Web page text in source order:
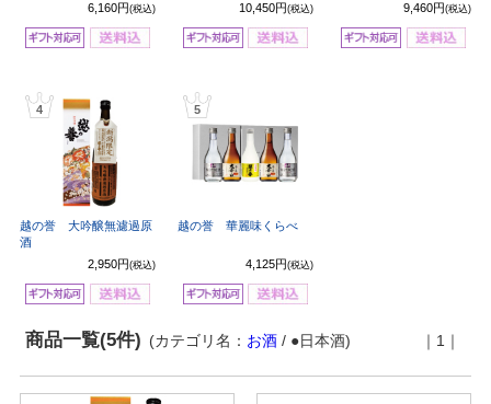
6,160円 (税込)
10,450円 (税込)
9,460円(税込)
4
越の誉 大吟醸無濾過原
酒
2,950円 (税込)
5
越の誉 華麗味くらべ
4,125円 (税込)
商品一覧(5件) ｜1｜
(カテゴリ名： お酒/ ●日本酒)